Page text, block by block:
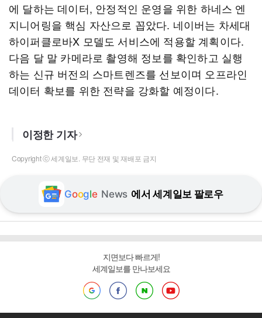
에 달하는 데이터, 안정적인 운영을 위한 하네스 엔
지니어링을 핵심 자산으로 꼽았다. 네이버는 차세대
하이퍼클로바X 모델도 서비스에 적용할 계획이다.
다음 달 말 카메라로 촬영해 정보를 확인하고 실행
하는 신규 버전의 스마트렌즈를 선보이며 오프라인
데이터 확보를 위한 전략을 강화할 예정이다.
이정한 기자
Copyright ⓒ 세계일보. 무단 전재 및 재배포 금지
Google News 에서 세계일보 팔로우
지면보다 빠르게!
세계일보를 만나보세요